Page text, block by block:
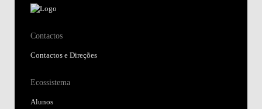
Contactos
Contactos e Direções
Ecossistema
Alunos